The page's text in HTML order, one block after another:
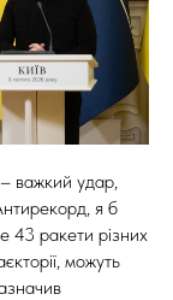
важкий удар,
я б
43 ракети різних
можуть